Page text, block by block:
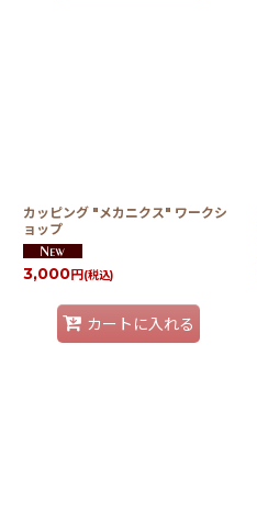
カッピング "メカニクス" ワークシ
ョップ
3,000円(税込)
カートに入れる